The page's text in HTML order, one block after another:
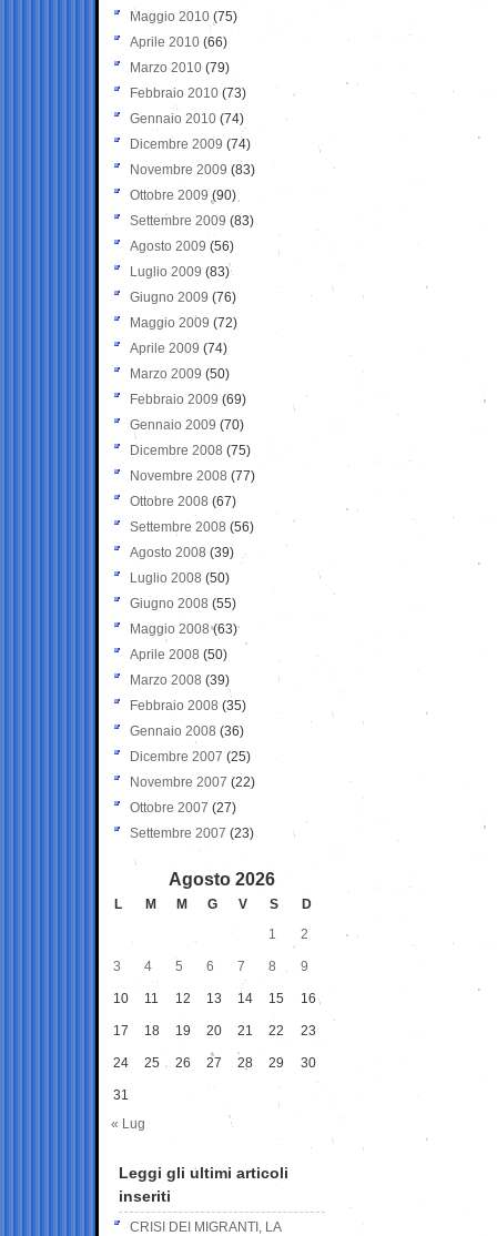
Maggio 2010 (75)
Aprile 2010 (66)
Marzo 2010 (79)
Febbraio 2010 (73)
Gennaio 2010 (74)
Dicembre 2009 (74)
Novembre 2009 (83)
Ottobre 2009 (90)
Settembre 2009 (83)
Agosto 2009 (56)
Luglio 2009 (83)
Giugno 2009 (76)
Maggio 2009 (72)
Aprile 2009 (74)
Marzo 2009 (50)
Febbraio 2009 (69)
Gennaio 2009 (70)
Dicembre 2008 (75)
Novembre 2008 (77)
Ottobre 2008 (67)
Settembre 2008 (56)
Agosto 2008 (39)
Luglio 2008 (50)
Giugno 2008 (55)
Maggio 2008(63)
Aprile 2008 (50)
Marzo 2008 (39)
Febbraio 2008 (35)
Gennaio 2008 (36)
Dicembre 2007 (25)
Novembre 2007 (22)
Ottobre 2007 (27)
Settembre 2007 (23)
Agosto 2026
L M M G V S
D
1
2
3 4 5 6 7 8 9
10 11 12 13 14 15 16
17 18 19 20 21 22 23
24 25 26 27 28 29 30
31
« Lug
Leggi gli ultimi articoli
inseriti
CRISI DEI MIGRANTI, LA